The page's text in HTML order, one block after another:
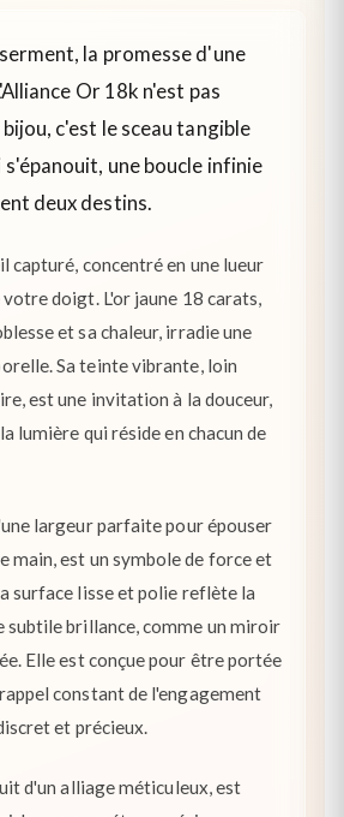
la promesse d'une
Or 18k n'est pas
c'est le sceau tangible
une boucle infinie
deux destins.
capturé, concentré en une lueur
doigt. L'or jaune 18 carats,
et sa chaleur, irradie une
Sa teinte vibrante, loin
est une invitation à la douceur,
lumière qui réside en chacun de
largeur parfaite pour épouser
main, est un symbole de force et
surface lisse et polie reflète la
subtile brillance, comme un miroir
Elle est conçue pour être portée
constant de l'engagement
et précieux.
d'un alliage méticuleux, est